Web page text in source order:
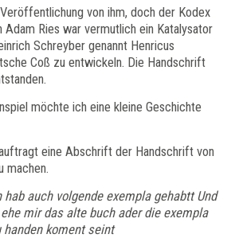
von ihm, doch der Kodex
Ries war vermutlich ein Katalysator
Schreyber genannt Henricus
Coß zu entwickeln. Die Handschrift
möchte ich eine kleine Geschichte
eine Abschrift der Handschrift von
machen.
hab auch volgende exempla gehabtt Und
mir das alte buch ader die exempla
koment seint